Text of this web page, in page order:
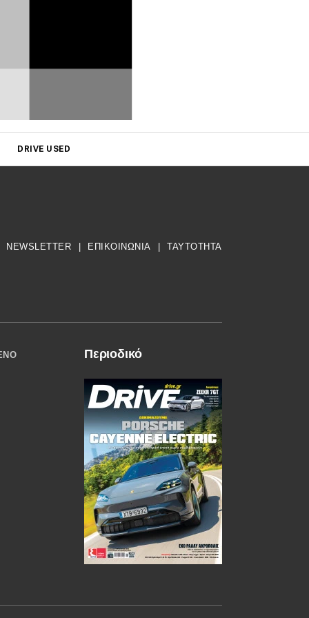
DRIVE USED
NEWSLETTER | ΕΠΙΚΟΙΝΩΝΙΑ | TAYTOTHTA
Περιοδικό